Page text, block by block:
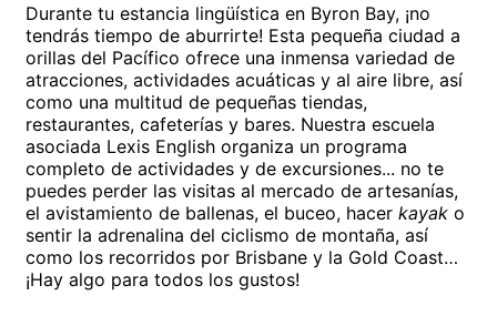
Durante tu estancia lingüística en Byron Bay, ¡no
tendrás tiempo de aburrirte! Esta pequeña ciudad a
orillas del Pacífico ofrece una inmensa variedad de
atracciones, actividades acuáticas y al aire libre, así
como una multitud de pequeñas tiendas,
restaurantes, cafeterías y bares. Nuestra escuela
asociada Lexis English organiza un programa
completo de actividades y de excursiones... no te
puedes perder las visitas al mercado de artesanías,
el avistamiento de ballenas, el buceo, hacer kayak o
sentir la adrenalina del ciclismo de montaña, así
como los recorridos por Brisbane y la Gold Coast…
¡Hay algo para todos los gustos!